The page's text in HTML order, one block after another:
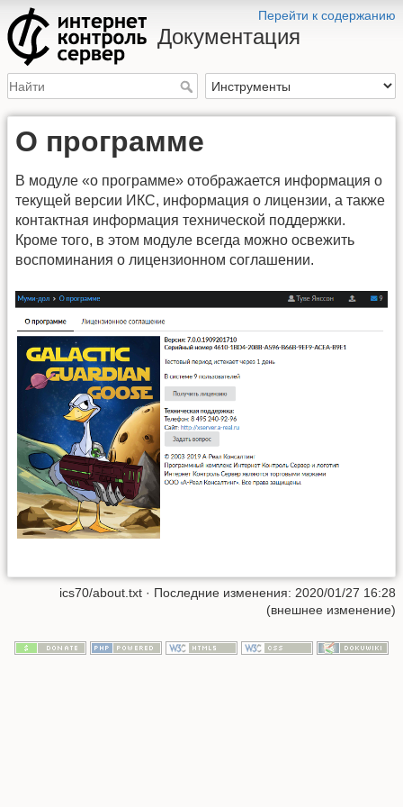
Перейти к содержанию
Документация
О программе
В модуле «о программе» отображается информация о
текущей версии ИКС, информация о лицензии, а также
контактная информация технической поддержки.
Кроме того, в этом модуле всегда можно освежить
воспоминания о лицензионном соглашении.
ics70/about.txt · Последние изменения: 2020/01/27 16:28
(внешнее изменение)